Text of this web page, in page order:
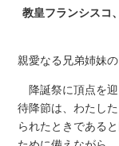
教皇フランシスコ
親愛なる兄弟姉妹
降誕祭に頂点を迎
待降節は、わたし
られたときである